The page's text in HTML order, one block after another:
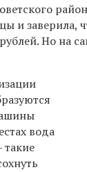
и заверила,
Но на
вода